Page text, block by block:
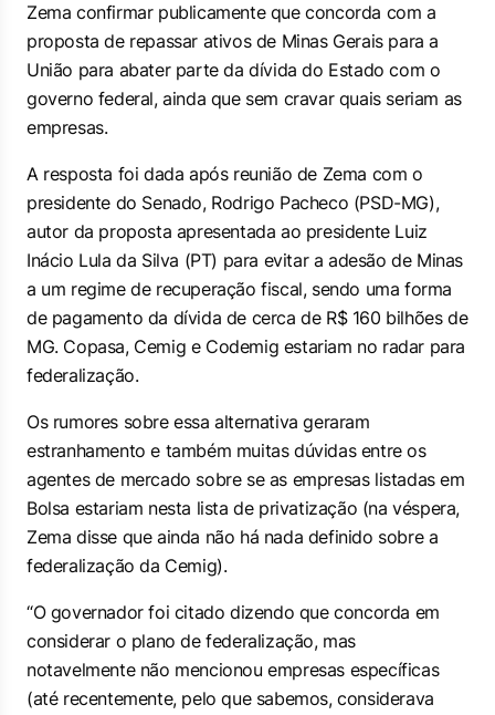
Zema confirmar publicamente que concorda com a
proposta de repassar ativos de Minas Gerais para a
União para abater parte da dívida do Estado com o
governo federal, ainda que sem cravar quais seriam as
empresas.
A resposta foi dada após reunião de Zema com o
presidente do Senado, Rodrigo Pacheco (PSD-MG),
autor da proposta apresentada ao presidente Luiz
Inácio Lula da Silva (PT) para evitar a adesão de Minas
a um regime de recuperação fiscal, sendo uma forma
de pagamento da dívida de cerca de R$ 160 bilhões de
MG. Copasa, Cemig e Codemig estariam no radar para
federalização.
Os rumores sobre essa alternativa geraram
estranhamento e também muitas dúvidas entre os
agentes de mercado sobre se as empresas listadas em
Bolsa estariam nesta lista de privatização (na véspera,
Zema disse que ainda não há nada definido sobre a
federalização da Cemig).
“O governador foi citado dizendo que concorda em
considerar o plano de federalização, mas
notavelmente não mencionou empresas específicas
(até recentemente, pelo que sabemos, considerava